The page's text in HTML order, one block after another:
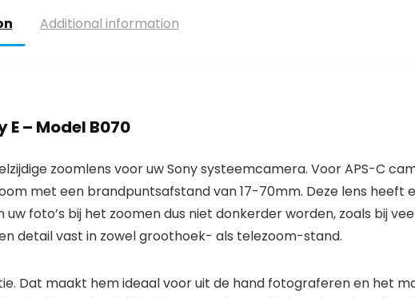
Additional information
E – Model B070
zoomlens voor uw Sony systeemcamera. Voor APS-C
met een brandpuntsafstand van 17-70mm. Deze lens heeft
foto’s bij het zoomen dus niet donkerder worden, zoals bij
detail vast in zowel groothoek- als telezoom-stand.
Dat maakt hem ideaal voor uit de hand fotograferen en het